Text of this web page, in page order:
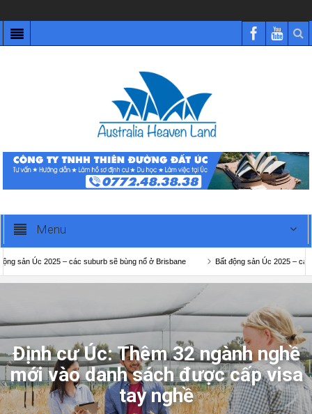
Menu
Úc 2025 – các suburb sẽ bùng nổ ở Brisbane Bất động sản Úc 2025 – các
Định cư Úc: Thêm 32 ngành nghề
mới vào danh sách được cấp visa
tay nghề